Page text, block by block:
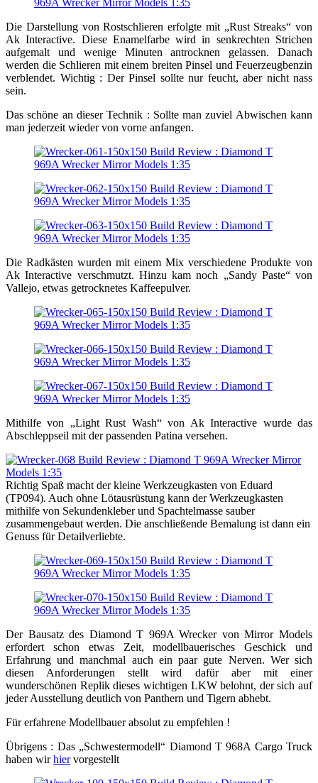
Die Darstellung von Rostschlieren erfolgte mit „Rust Streaks“ von
Ak Interactive. Diese Enamelfarbe wird in senkrechten Strichen
aufgemalt und wenige Minuten antrocknen gelassen. Danach
werden die Schlieren mit einem breiten Pinsel und Feuerzeugbenzin
verblendet. Wichtig : Der Pinsel sollte nur feucht, aber nicht nass
sein.
Das schöne an dieser Technik : Sollte man zuviel Abwischen kann
man jederzeit wieder von vorne anfangen.
Die Radkästen wurden mit einem Mix verschiedene Produkte von
Ak Interactive verschmutzt. Hinzu kam noch „Sandy Paste“ von
Vallejo, etwas getrocknetes Kaffeepulver.
Mithilfe von „Light Rust Wash“ von Ak Interactive wurde das
Abschleppseil mit der passenden Patina versehen.
Richtig Spaß macht der kleine Werkzeugkasten von Eduard
(TP094). Auch ohne Lötausrüstung kann der Werkzeugkasten
mithilfe von Sekundenkleber und Spachtelmasse sauber
zusammengebaut werden. Die anschließende Bemalung ist dann ein
Genuss für Detailverliebte.
Der Bausatz des Diamond T 969A Wrecker von Mirror Models
erfordert schon etwas Zeit, modellbauerisches Geschick und
Erfahrung und manchmal auch ein paar gute Nerven. Wer sich
diesen Anforderungen stellt wird dafür aber mit einer
wunderschönen Replik dieses wichtigen LKW belohnt, der sich auf
jeder Ausstellung deutlich von Panthern und Tigern abhebt.
Für erfahrene Modellbauer absolut zu empfehlen !
Übrigens : Das „Schwestermodell“ Diamond T 968A Cargo Truck
haben wirhiervorgestellt